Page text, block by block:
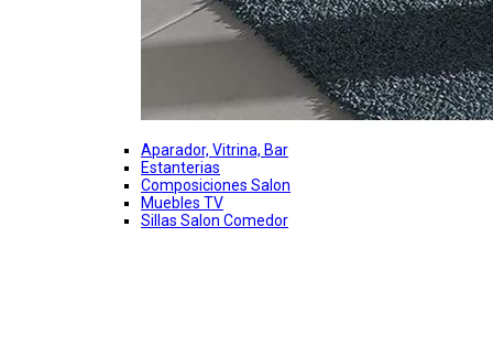
Aparador, Vitrina, Bar
Estanterias
Composiciones Salon
Muebles TV
Sillas Salon Comedor